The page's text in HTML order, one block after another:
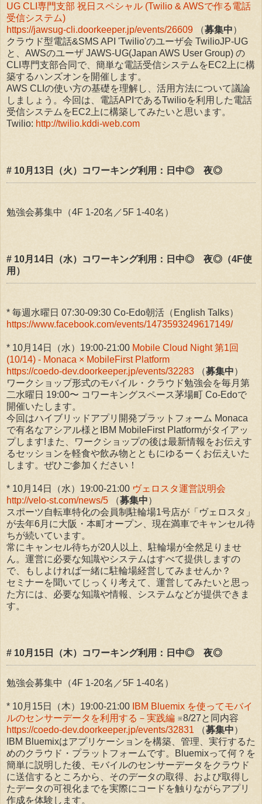
UG CLI専門支部 祝日スペシャル (Twilio & AWSで作る電話
受信システム)
https://jawsug-cli.doorkeeper.jp/events/26609 （募集中）
クラウド型電話&SMS API 'Twilio'のユーザ会 TwilioJP-UG
と、AWSのユーザ JAWS-UG(Japan AWS User Group) の
CLI専門支部合同で、簡単な電話受信システムをEC2上に構
築するハンズオンを開催します。
AWS CLIの使い方の基礎を理解し、活用方法について議論
しましょう。今回は、電話APIであるTwilioを利用した電話
受信システムをEC2上に構築してみたいと思います。
Twilio: http://twilio.kddi-web.com
# 10月13日（火）コワーキング利用：日中◎ 夜◎
勉強会募集中（4F 1-20名／5F 1-40名）
# 10月14日（水）コワーキング利用：日中◎ 夜◎（4F使
用）
* 毎週水曜日 07:30-09:30 Co-Edo朝活（English Talks）
https://www.facebook.com/events/1473593249617149/
* 10月14日（水）19:00-21:00 Mobile Cloud Night 第1回
(10/14) - Monaca × MobileFirst Platform
https://coedo-dev.doorkeeper.jp/events/32283 （募集中）
ワークショップ形式のモバイル・クラウド勉強会を毎月第
二水曜日 19:00〜 コワーキングスペース茅場町 Co-Edoで
開催いたします。
今回はハイブリッドアプリ開発プラットフォーム Monaca
で有名なアシアル様とIBM MobileFirst Platformがタイアッ
プします!また、ワークショップの後は最新情報をお伝えす
るセッションを軽食や飲み物とともにゆるーくお伝えいた
します。ぜひご参加ください！
* 10月14日（水）19:00-21:00 ヴェロスタ運営説明会
http://velo-st.com/news/5 （募集中）
スポーツ自転車特化の会員制駐輪場1号店が「ヴェロスタ」
が去年6月に大阪・本町オープン、現在満車でキャンセル待
ちが続いています。
常にキャンセル待ちが20人以上、駐輪場が全然足りませ
ん。運営に必要な知識やシステムはすべて提供しますの
で、もしよければ一緒に駐輪場経営してみませんか？
セミナーを聞いてじっくり考えて、運営してみたいと思っ
た方には、必要な知識や情報、システムなどが提供できま
す。
# 10月15日（木）コワーキング利用：日中◎ 夜◎
勉強会募集中（4F 1-20名／5F 1-40名）
* 10月15日（木）19:00-21:00 IBM Bluemix を使ってモバイ
ルのセンサーデータを利用する－実践編 ※8/27と同内容
https://coedo-dev.doorkeeper.jp/events/32831 （募集中）
IBM Bluemixはアプリケーションを構築、管理、実行するた
めのクラウド・プラットフォームです。Bluemixって何？を
簡単に説明した後、モバイルのセンサーデータをクラウド
に送信するところから、そのデータの取得、および取得し
たデータの可視化までを実際にコードを触りながらアプリ
作成を体験します。